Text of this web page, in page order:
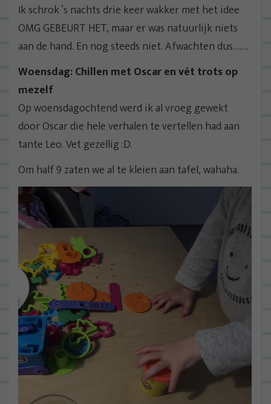
Ik schrok ‘s nachts drie keer wakker met het idee
OMG GEBEURT HET, maar er was natuurlijk niets
aan de hand. En nog steeds niet. Afwachten dus…….
Woensdag: Chillen met Oscar en vét trots op
mezelf
Op woensdagochtend werd ik al vroeg gewekt
door Oscar die hele verhalen te vertellen had aan
tante Leo. Vet gezellig :D.
Om half 9 zaten we al te kleien aan tafel, wahaha.